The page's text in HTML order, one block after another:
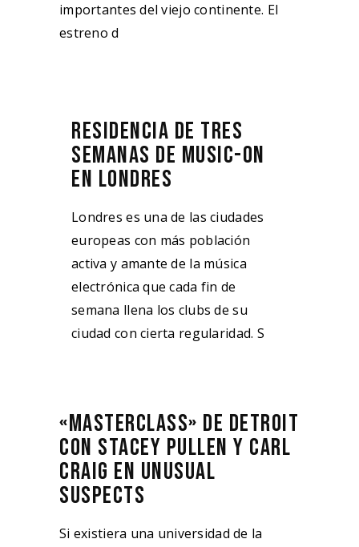
importantes del viejo continente. El
estreno d
RESIDENCIA DE TRES
SEMANAS DE MUSIC-ON
EN LONDRES
Londres es una de las ciudades
europeas con más población
activa y amante de la música
electrónica que cada fin de
semana llena los clubs de su
ciudad con cierta regularidad. S
«MASTERCLASS» DE DETROIT
CON STACEY PULLEN Y CARL
CRAIG EN UNUSUAL
SUSPECTS
Si existiera una universidad de la